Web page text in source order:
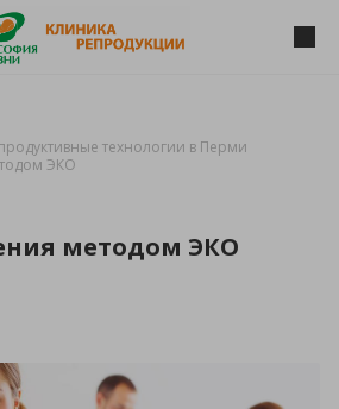
технологии в Перми
ЭКО
методом ЭКО